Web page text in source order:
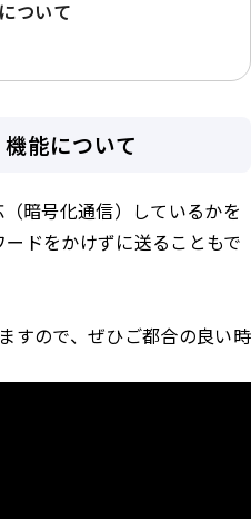
ついて
能について
暗号化通信）しているかを
ドをかけずに送ることもで
すので、ぜひご都合の良い時